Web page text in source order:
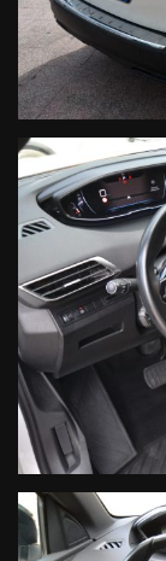
La vettura in
GARANZIA di 12
seguenti
Motore
Turbocompressore
Circuito di
Circuito Elettrico
Circuito di
Compressore
Circuito Frenante
Organi di Guida
Manodopera
- Prendiamo in
- Possibilita' di
- Passaggio di
Le informazioni
contrattuale, sono